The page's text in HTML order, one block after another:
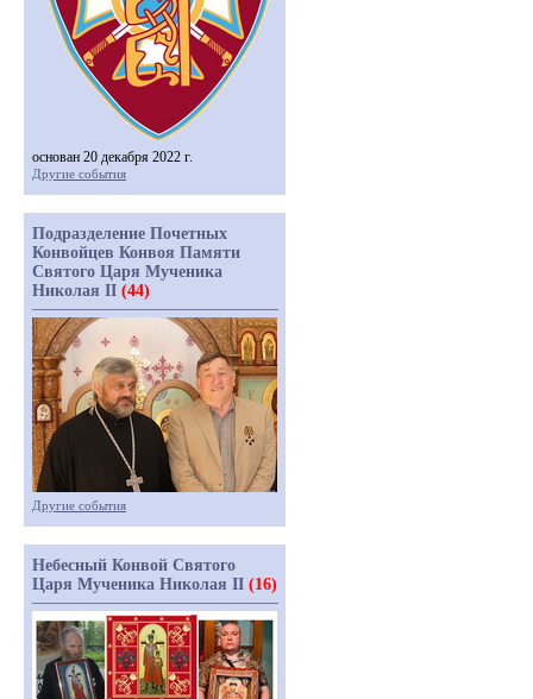
основан 20 декабря 2022 г.
Другие события
Подразделение Почетных
Конвойцев Конвоя Памяти
Святого Царя Мученика
Николая II (44)
Другие события
Небесный Конвой Святого
Царя Мученика Николая II (16)